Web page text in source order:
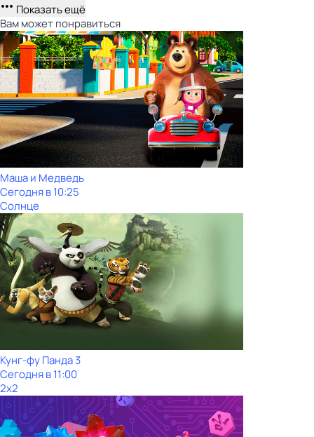
Показать ещё
Вам может понравиться
Маша и Медведь
Сегодня в 10:25
Солнце
Кунг-фу Панда 3
Сегодня в 11:00
2x2